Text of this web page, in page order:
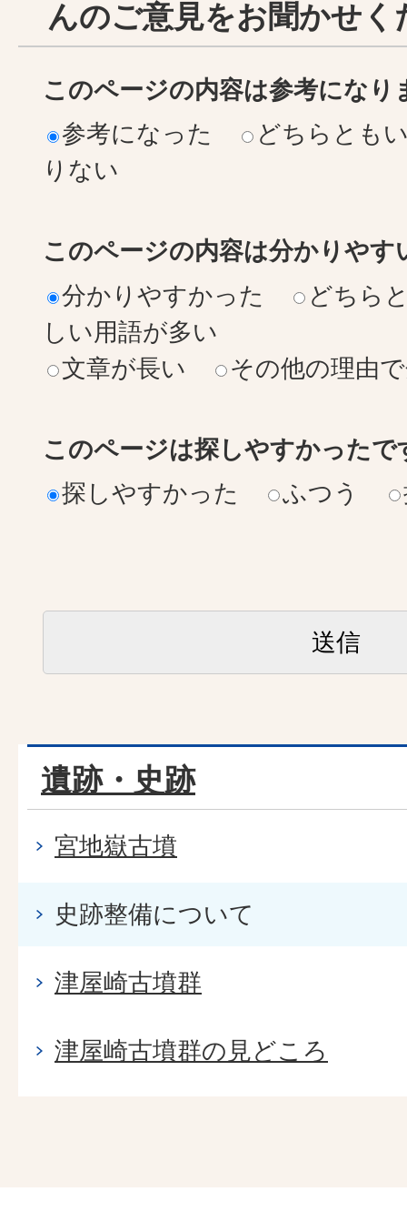
んのご意見をお聞かせく
このページの内容は参考になり
参考になった
どちらとも
りない
このページの内容は分かりやす
分かりやすかった
どちら
しい用語が多い
文章が長い
その他の理由
このページは探しやすかったで
探しやすかった
ふつう
遺跡・史跡
宮地嶽古墳
史跡整備について
津屋崎古墳群
津屋崎古墳群の見どころ